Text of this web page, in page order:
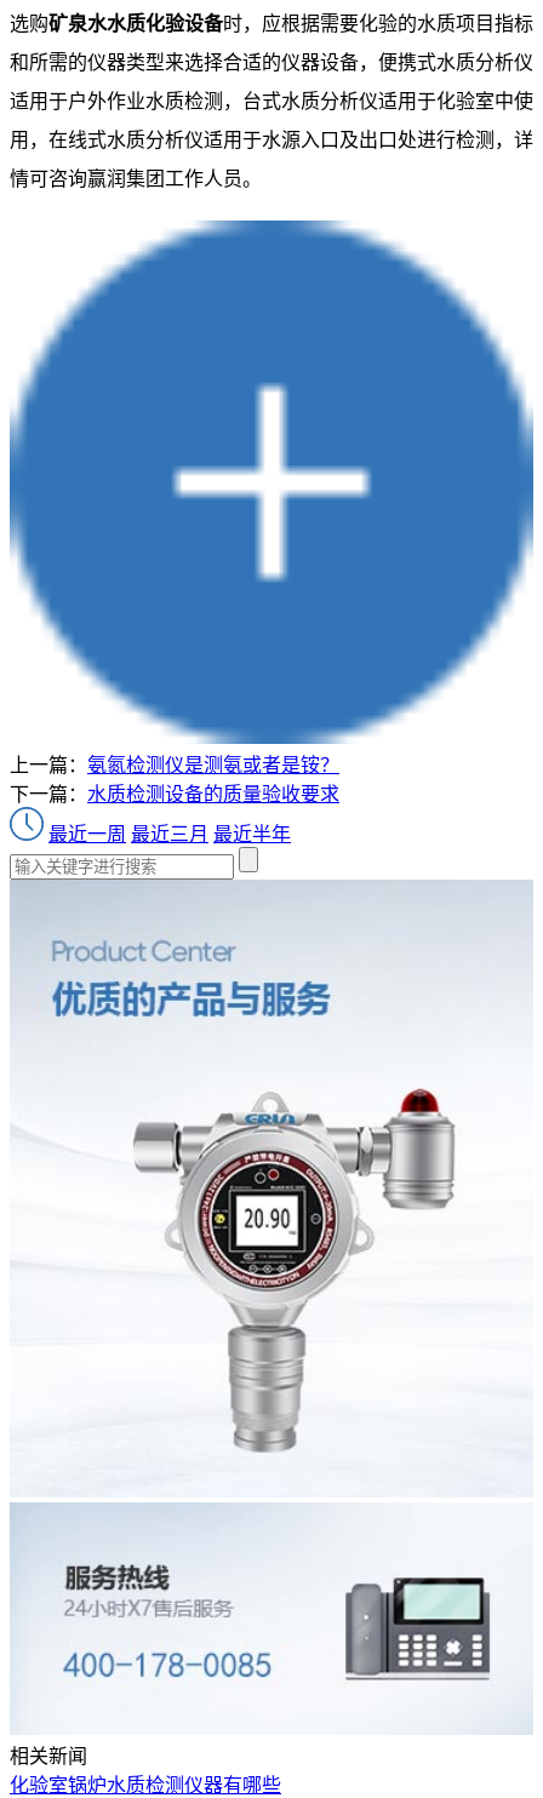
选购矿泉水水质化验设备时，应根据需要化验的水质项目指标
和所需的仪器类型来选择合适的仪器设备，便携式水质分析仪
适用于户外作业水质检测，台式水质分析仪适用于化验室中使
用，在线式水质分析仪适用于水源入口及出口处进行检测，详
情可咨询赢润集团工作人员。
上一篇： 氨氮检测仪是测氨或者是铵？
下一篇： 水质检测设备的质量验收要求
最近一周 最近三月 最近半年
相关新闻
化验室锅炉水质检测仪器有哪些